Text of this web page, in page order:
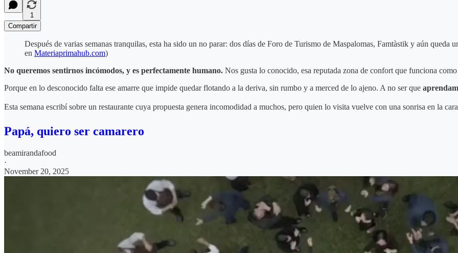
1
Compartir
Después de varias semanas tranquilas, esta ha sido un no parar: dos días de Foro de Turismo de Maspalomas, Famtàstik y aún queda
en Materiaprimahub.com)
No queremos sentirnos incómodos, y es perfectamente humano. Nos gusta lo conocido, esa reputada zona de confort que funciona
Porque en lo desconocido falta ese amarre que impide quedar flotando a la deriva, sin rumbo y a merced de lo ajeno. A no ser que
Esta semana escribí sobre un restaurante cuya propuesta genera incomodidad a muchos, pero quien lo visita vuelve con una sonrisa en la
Papá, quiero ser camarero
beamirandafood
·
November 20, 2025